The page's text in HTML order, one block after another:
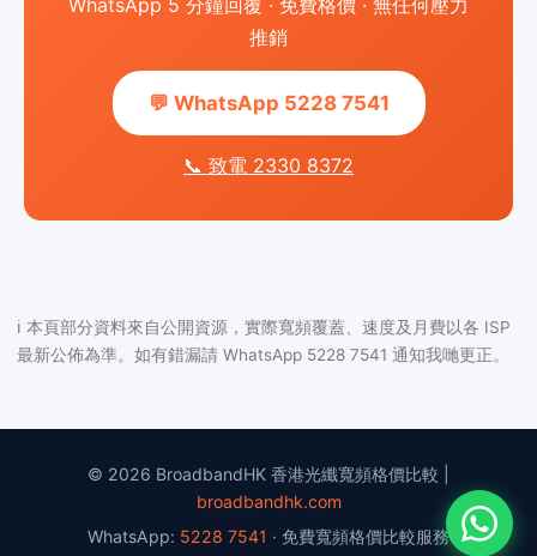
WhatsApp 5 分鐘回覆 · 免費格價 · 無任何壓力
推銷
💬 WhatsApp 5228 7541
📞 致電 2330 8372
ℹ️ 本頁部分資料來自公開資源，實際寬頻覆蓋、速度及月費以各 ISP
最新公佈為準。如有錯漏請 WhatsApp 5228 7541 通知我哋更正。
© 2026 BroadbandHK 香港光纖寬頻格價比較 |
broadbandhk.com
WhatsApp: 5228 7541 · 免費寬頻格價比較服務